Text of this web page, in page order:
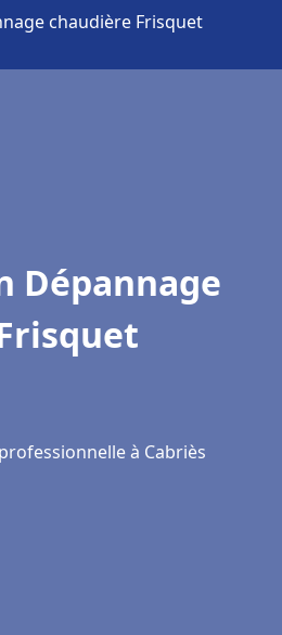
chaudière Frisquet
Dépannage
à Cabriès